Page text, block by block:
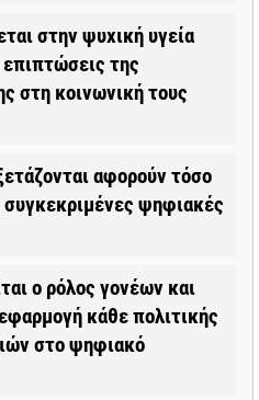
στην ψυχική υγεία
της
στη κοινωνική τους
αφορούν τόσο
συγκεκριμένες ψηφιακές
ο ρόλος γονέων και
κάθε πολιτικής
στο ψηφιακό